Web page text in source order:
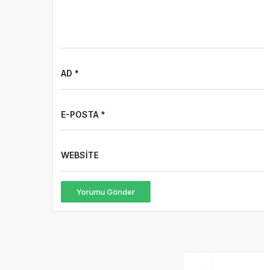
AD *
E-POSTA *
WEBSITE
Yorumu Gönder